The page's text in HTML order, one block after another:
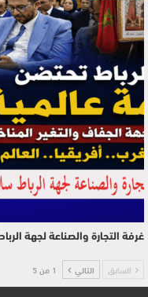
غرفة التجارة والصناعة لجهة
السابق التالي 1 من 5